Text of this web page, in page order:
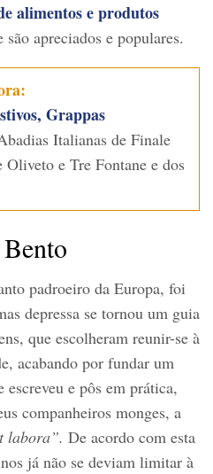
alimentos e produtos
são apreciados e populares.
Grappas
Italianas de Finale
e Tre Fontane e dos
padroeiro da Europa, foi
depressa se tornou um guia
que escolheram reunir-se à
acabando por fundar um
e pôs em prática,
companheiros monges, a
labora”. De acordo com esta
já não se deviam limitar à